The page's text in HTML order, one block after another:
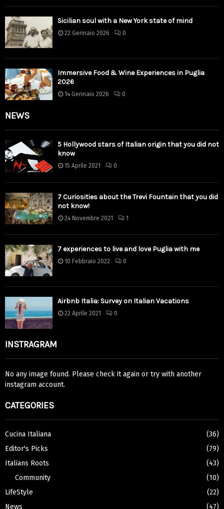
Sicilian soul with a New York state of mind
22 Gennaio 2026 0
Immersive Food & Wine Experiences in Puglia
2026
14 Gennaio 2026 0
NEWS
5 Hollywood stars of Italian origin that you did not
know
15 Aprile 2021 0
7 Curiosities about the Trevi Fountain that you did
not know!
24 Novembre 2021 1
7 experiences to live and love Puglia with me
10 Febbraio 2022 0
Airbnb Italia: Survey on Italian Vacations
22 Aprile 2021 0
INSTRAGRAM
No any image found. Please check it again or try with another
instagram account.
CATEGORIES
Cucina Italiana
(36)
Editor's Picks
(79)
Italians Roots
(43)
Community
(10)
LifeStyle
(22)
News
(47)